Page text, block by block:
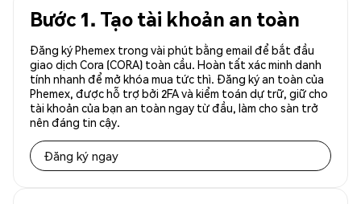
Bước 1. Tạo tài khoản an toàn
Đăng ký Phemex trong vài phút bằng email để bắt đầu
giao dịch Cora (CORA) toàn cầu. Hoàn tất xác minh danh
tính nhanh để mở khóa mua tức thì. Đăng ký an toàn của
Phemex, được hỗ trợ bởi 2FA và kiểm toán dự trữ, giữ cho
tài khoản của bạn an toàn ngay từ đầu, làm cho sàn trở
nên đáng tin cậy.
Đăng ký ngay